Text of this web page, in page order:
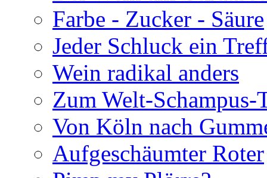
Farbe - Zucker - Säure
Jeder Schluck ein
Wein radikal anders
Zum Welt-Schampus-
Von Köln nach
Aufgeschäumter Roter